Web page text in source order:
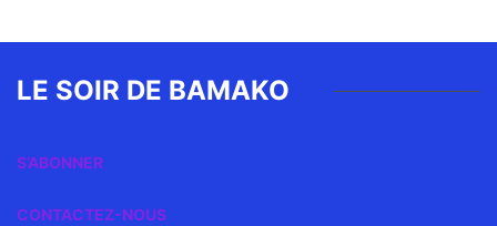
LE SOIR DE BAMAKO
S’ABONNER
CONTACTEZ-NOUS